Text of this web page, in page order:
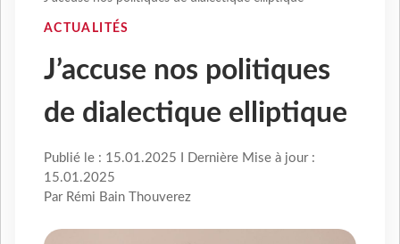
ACTUALITÉS
J’accuse nos politiques
de dialectique elliptique
Publié le : 15.01.2025 I Dernière Mise à jour :
15.01.2025
Par Rémi Bain Thouverez